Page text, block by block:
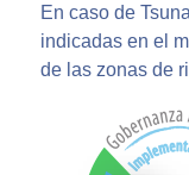
En caso de
indicadas en el
de las zonas de